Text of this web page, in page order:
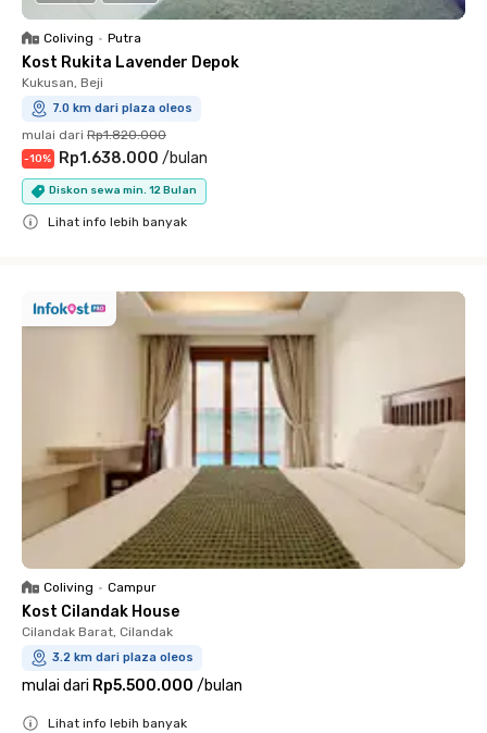
Coliving • Putra
Kost Rukita Lavender Depok
Kukusan, Beji
7.0 km dari plaza oleos
mulai dari Rp1.820.000
-10% Rp1.638.000 /bulan
Diskon sewa min. 12 Bulan
Lihat info lebih banyak
Coliving • Campur
Kost Cilandak House
Cilandak Barat, Cilandak
3.2 km dari plaza oleos
mulai dari Rp5.500.000 /bulan
Lihat info lebih banyak